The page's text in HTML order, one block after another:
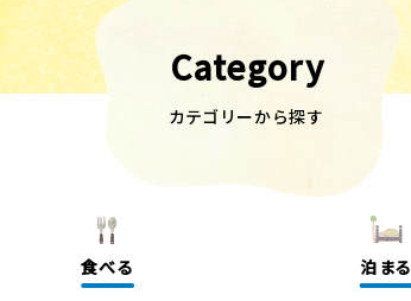
Category
カテゴリーから探す
食べる 泊まる